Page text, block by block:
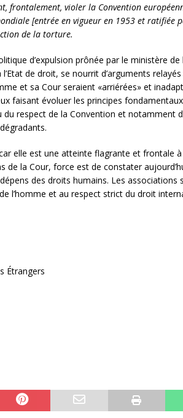
frontalement, violer la Convention
[entrée en vigueur en 1953 et ratifiée
de la torture.
d’expulsion prônée par le ministère
de droit, se nourrit d’arguments
et sa Cour seraient «arriérées» et
faisant évoluer les principes
respect de la Convention et notamment
elle est une atteinte flagrante et frontale à
de la Cour, force est de constater
des droits humains. Les
l’homme et au respect strict du droit
Étrangers